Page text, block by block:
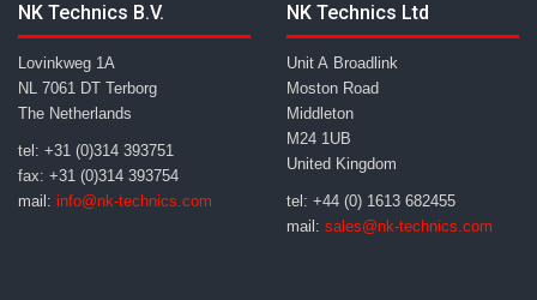
NK Technics B.V.
Lovinkweg 1A
NL 7061 DT Terborg
The Netherlands
tel: +31 (0)314 393751
fax: +31 (0)314 393754
mail: info@nk-technics.com
NK Technics Ltd
Unit A Broadlink
Moston Road
Middleton
M24 1UB
United Kingdom
tel: +44 (0) 1613 682455
mail: sales@nk-technics.com